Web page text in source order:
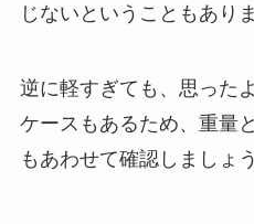
じないということもありま
逆に軽すぎても、思った
ケースもあるため、重量
もあわせて確認しましょう